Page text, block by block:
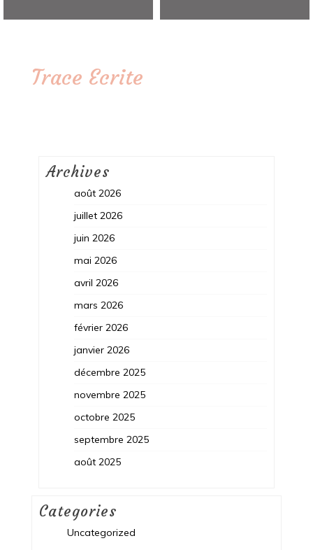
Trace Ecrite
Archives
août 2026
juillet 2026
juin 2026
mai 2026
avril 2026
mars 2026
février 2026
janvier 2026
décembre 2025
novembre 2025
octobre 2025
septembre 2025
août 2025
Categories
Uncategorized